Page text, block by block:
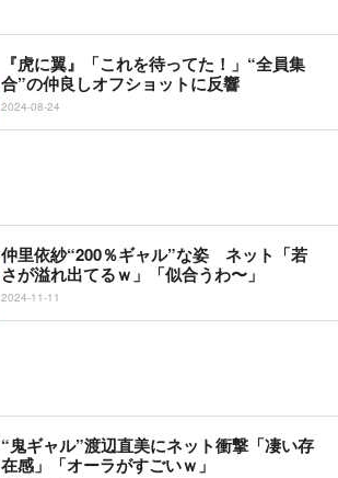
『虎に翼』「これを待ってた！」“全員集
合”の仲良しオフショットに反響
2024-08-24
仲里依紗“200％ギャル”な姿 ネット「若
さが溢れ出てるｗ」「似合うわ〜」
2024-11-11
“鬼ギャル”渡辺直美にネット衝撃「凄い存
在感」「オーラがすごいｗ」